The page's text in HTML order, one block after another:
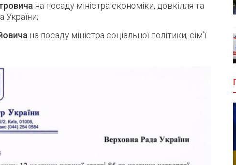
на посаду міністра економіки, довкілля та
України;
на посаду міністра соціальної політики, сім’ї